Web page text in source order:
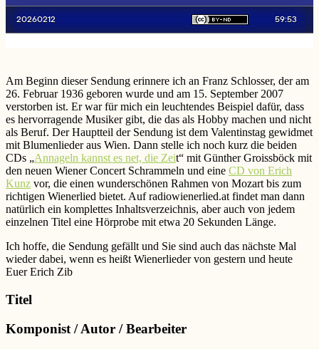
Am Beginn dieser Sendung erinnere ich an Franz Schlosser, der am
26. Februar 1936 geboren wurde und am 15. September 2007
verstorben ist. Er war für mich ein leuchtendes Beispiel dafür, dass
es hervorragende Musiker gibt, die das als Hobby machen und nicht
als Beruf. Der Hauptteil der Sendung ist dem Valentinstag gewidmet
mit Blumenlieder aus Wien. Dann stelle ich noch kurz die beiden
CDs „Annageln kannst es net, die Zeit“ mit Günther Groissböck mit
den neuen Wiener Concert Schrammeln und eine CD von Erich
Kunz vor, die einen wunderschönen Rahmen von Mozart bis zum
richtigen Wienerlied bietet. Auf radiowienerlied.at findet man dann
natürlich ein komplettes Inhaltsverzeichnis, aber auch von jedem
einzelnen Titel eine Hörprobe mit etwa 20 Sekunden Länge.
Ich hoffe, die Sendung gefällt und Sie sind auch das nächste Mal
wieder dabei, wenn es heißt Wienerlieder von gestern und heute
Euer Erich Zib
Titel
Komponist / Autor / Bearbeiter